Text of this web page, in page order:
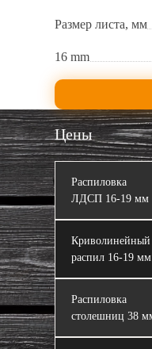
Размер листа, мм
16 mm
Цены
Распиловка
ЛДСП 16‑19 мм
Криволинейный
распил 16‑19 мм
Распиловка
столешниц 38